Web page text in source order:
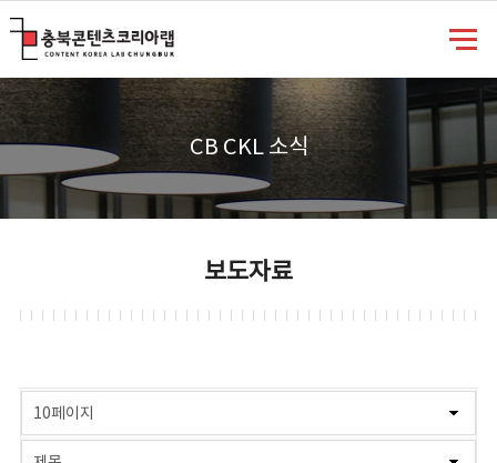
CB CKL 소식
보도자료